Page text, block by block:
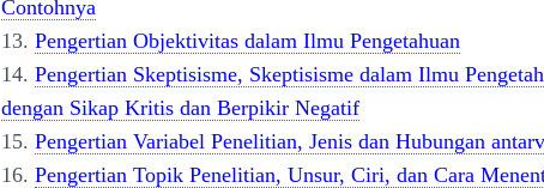
Contohnya
13. Pengertian Objektivitas dalam Ilmu Pengetahuan
14. Pengertian Skeptisisme, Skeptisisme dalam Ilmu
dengan Sikap Kritis dan Berpikir Negatif
15. Pengertian Variabel Penelitian, Jenis dan Hubungan
16. Pengertian Topik Penelitian, Unsur, Ciri, dan Cara